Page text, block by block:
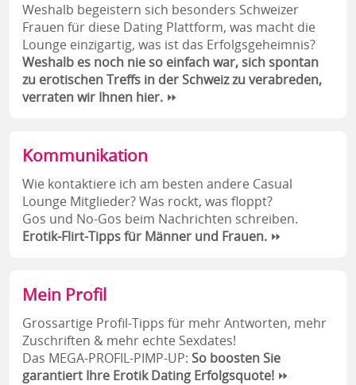
Weshalb begeistern sich besonders Schweizer
Frauen für diese Dating Plattform, was macht die
Lounge einzigartig, was ist das Erfolgsgeheimnis?
Weshalb es noch nie so einfach war, sich spontan
zu erotischen Treffs in der Schweiz zu verabreden,
verraten wir Ihnen hier. ⏩
Kommunikation
Wie kontaktiere ich am besten andere Casual
Lounge Mitglieder? Was rockt, was floppt?
Gos und No-Gos beim Nachrichten schreiben.
Erotik-Flirt-Tipps für Männer und Frauen. ⏩
Mein Profil
Grossartige Profil-Tipps für mehr Antworten, mehr
Zuschriften & mehr echte Sexdates!
Das MEGA-PROFIL-PIMP-UP: So boosten Sie
garantiert Ihre Erotik Dating Erfolgsquote! ⏩